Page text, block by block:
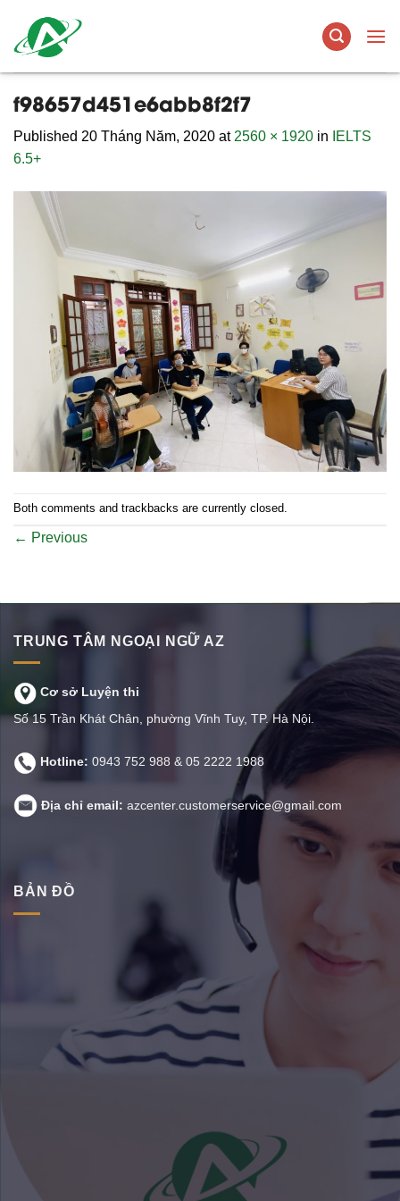
content
f98657d451e6abb8f2f7
Published 20 Tháng Năm, 2020 at 2560 × 1920 in
IELTS
6.5+
Both comments and trackbacks are currently closed.
← Previous
TRUNG TÂM NGOẠI NGỮ AZ
Cơ sở Luyện thi
Số 15 Trần Khát Chân, phường Vĩnh Tuy, TP. Hà Nội.
Hotline: 0943 752 988 & 05 2222 1988
Địa chỉ email: azcenter.customerservice@gmail.com
BẢN ĐỒ